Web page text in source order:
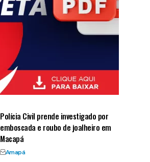
Polícia Civil prende investigado por
emboscada e roubo de joalheiro em
Macapá
Amapá